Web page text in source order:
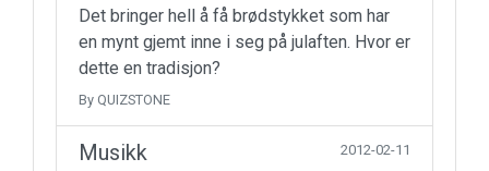
Det bringer hell å få brødstykket som har
en mynt gjemt inne i seg på julaften. Hvor er
dette en tradisjon?
By QUIZSTONE
Musikk 2012-02-11